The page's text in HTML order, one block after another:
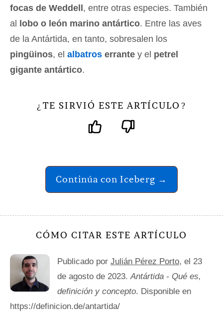
focas de Weddell, entre otras especies. También
al lobo o león marino antártico. Entre las aves
de la Antártida, en tanto, sobresalen los
pingüinos, el albatros errante y el petrel
gigante antártico.
¿ TE SIRVIÓ ESTE ARTÍCULO ?
Continúa con Iceberg →
CÓMO CITAR ESTE ARTÍCULO
Publicado por Julián Pérez Porto, el 23
de agosto de 2023. Antártida - Qué es,
definición y concepto. Disponible en
https://definicion.de/antartida/